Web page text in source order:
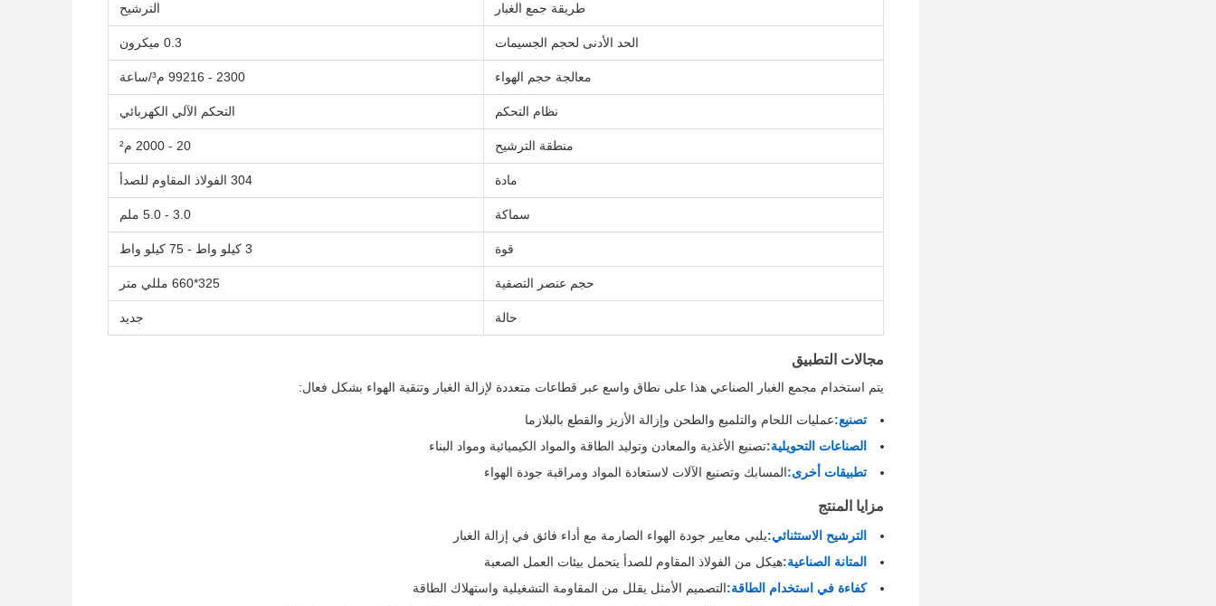
طريقة جمع الغبار الترشيح
الحد الأدنى لحجم الجسيمات 0.3 ميكرون
معالجة حجم الهواء 2300 - 99216 م³/ساعة
نظام التحكم التحكم الآلي الكهربائي
منطقة الترشيح 20 - 2000 م²
مادة 304 الفولاذ المقاوم للصدأ
سماكة 3.0 - 5.0 ملم
قوة 3 كيلو واط - 75 كيلو واط
حجم عنصر التصفية 325*660 مللي متر
حالة جديد
مجالات التطبيق
يتم استخدام مجمع الغبار الصناعي هذا على نطاق واسع عبر قطاعات متعددة لإزالة الغبار وتنقية الهواء بشكل فعال:
تصنيع:عمليات اللحام والتلميع والطحن وإزالة الأزيز والقطع بالبلازما
الصناعات التحويلية:تصنيع الأغذية والمعادن وتوليد الطاقة والمواد الكيميائية ومواد البناء
تطبيقات أخرى:المسابك وتصنيع الآلات لاستعادة المواد ومراقبة جودة الهواء
مزايا المنتج
الترشيح الاستثنائي:يلبي معايير جودة الهواء الصارمة مع أداء فائق في إزالة الغبار
المتانة الصناعية:هيكل من الفولاذ المقاوم للصدأ يتحمل بيئات العمل الصعبة
كفاءة في استخدام الطاقة:التصميم الأمثل يقلل من المقاومة التشغيلية واستهلاك الطاقة